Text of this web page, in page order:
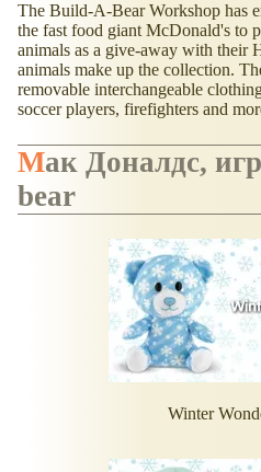
The Build-A-Bear Workshop has
the fast food giant McDonald's to
animals as a give-away with their
animals make up the collection.
removable interchangeable
soccer players, firefighters and
Мак Доналдс, игрушки Build-a-
bear
Winter